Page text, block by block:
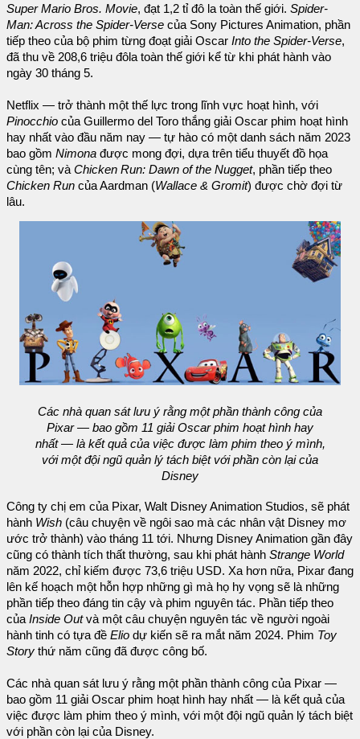
Super Mario Bros. Movie, đạt 1,2 tỉ đô la toàn thế giới. Spider-
Man: Across the Spider-Verse của Sony Pictures Animation, phần
tiếp theo của bộ phim từng đoạt giải Oscar Into the Spider-Verse,
đã thu về 208,6 triệu đôla toàn thế giới kể từ khi phát hành vào
ngày 30 tháng 5.
Netflix — trở thành một thế lực trong lĩnh vực hoạt hình, với
Pinocchio của Guillermo del Toro thắng giải Oscar phim hoạt hình
hay nhất vào đầu năm nay — tự hào có một danh sách năm 2023
bao gồm Nimona được mong đợi, dựa trên tiểu thuyết đồ họa
cùng tên; và Chicken Run: Dawn of the Nugget, phần tiếp theo
Chicken Run của Aardman (Wallace & Gromit) được chờ đợi từ
lâu.
Các nhà quan sát lưu ý rằng một phần thành công của
Pixar — bao gồm 11 giải Oscar phim hoạt hình hay
nhất — là kết quả của việc được làm phim theo ý mình,
với một đội ngũ quản lý tách biệt với phần còn lại của
Disney
Công ty chị em của Pixar, Walt Disney Animation Studios, sẽ phát
hành Wish (câu chuyện về ngôi sao mà các nhân vật Disney mơ
ước trở thành) vào tháng 11 tới. Nhưng Disney Animation gần đây
cũng có thành tích thất thường, sau khi phát hành Strange World
năm 2022, chỉ kiếm được 73,6 triệu USD. Xa hơn nữa, Pixar đang
lên kế hoạch một hỗn hợp những gì mà họ hy vọng sẽ là những
phần tiếp theo đáng tin cậy và phim nguyên tác. Phần tiếp theo
của Inside Outvà một câu chuyện nguyên tác về người ngoài
hành tinh có tựa đề Elio dự kiến sẽ ra mắt năm 2024. Phim Toy
Story thứ năm cũng đã được công bố.
Các nhà quan sát lưu ý rằng một phần thành công của Pixar —
bao gồm 11 giải Oscar phim hoạt hình hay nhất — là kết quả của
việc được làm phim theo ý mình, với một đội ngũ quản lý tách biệt
với phần còn lại của Disney.